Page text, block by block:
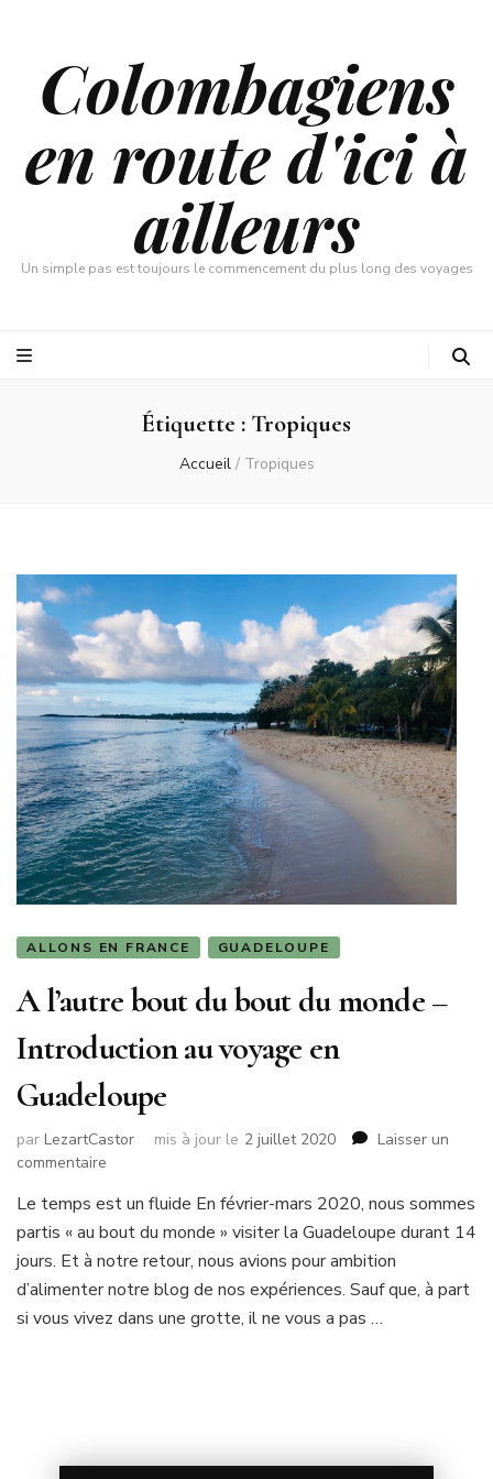
Colombagiens
en route d'ici à
ailleurs
Un simple pas est toujours le commencement du plus long des voyages
Étiquette : Tropiques
Accueil / Tropiques
ALLONS EN FRANCE GUADELOUPE
A l’autre bout du bout du monde –
Introduction au voyage en
Guadeloupe
par LezartCastor mis à jour le 2 juillet 2020
Laisser un
commentaire
l’autre
bout
du
du
monde
Guadeloupe
Le temps est un fluide En février-mars 2020, nous sommes
partis « au bout du monde » visiter la Guadeloupe durant 14
jours. Et à notre retour, nous avions pour ambition
d’alimenter notre blog de nos expériences. Sauf que, à part
si vous vivez dans une grotte, il ne vous a pas …